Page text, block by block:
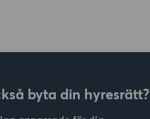
byta din hyresrätt?